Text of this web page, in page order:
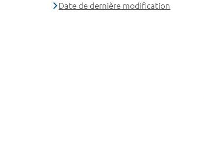
Date de dernière modification